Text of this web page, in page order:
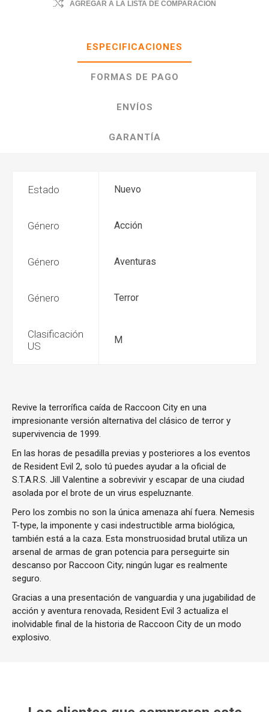
AGREGAR A LA LISTA DE COMPARACIÓN
ESPECIFICACIONES
FORMAS DE PAGO
ENVÍOS
GARANTÍA
Estado Nuevo
Género Acción
Género Aventuras
Género Terror
Clasificación
US
M
Revive la terrorífica caída de Raccoon City en una
impresionante versión alternativa del clásico de terror y
supervivencia de 1999.
En las horas de pesadilla previas y posteriores a los eventos
de Resident Evil 2, solo tú puedes ayudar a la oficial de
S.T.A.R.S. Jill Valentine a sobrevivir y escapar de una ciudad
asolada por el brote de un virus espeluznante.
Pero los zombis no son la única amenaza ahí fuera. Nemesis
T-type, la imponente y casi indestructible arma biológica,
también está a la caza. Esta monstruosidad brutal utiliza un
arsenal de armas de gran potencia para perseguirte sin
descanso por Raccoon City; ningún lugar es realmente
seguro.
Gracias a una presentación de vanguardia y una jugabilidad de
acción y aventura renovada, Resident Evil 3 actualiza el
inolvidable final de la historia de Raccoon City de un modo
explosivo.